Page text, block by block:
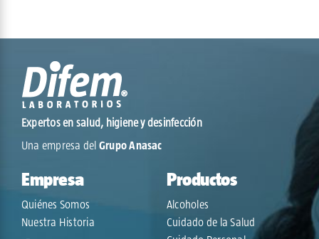
Expertos en salud, higiene y desinfección
Una empresa del Grupo Anasac
Empresa
Quiénes Somos
Nuestra Historia
Productos
Alcoholes
Cuidado de la Salud